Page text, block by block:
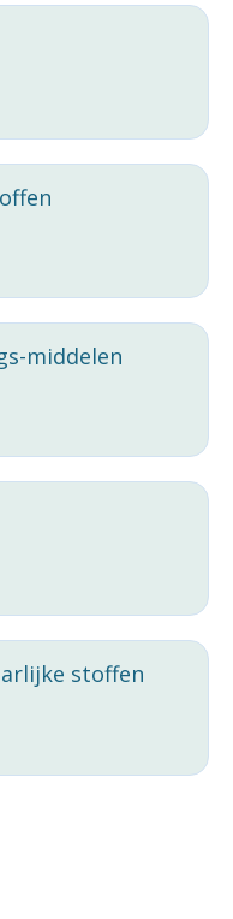
middelen
stoffen